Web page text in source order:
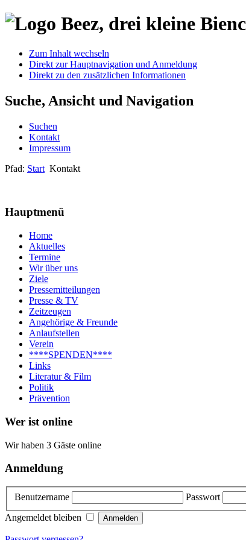
Zum Inhalt wechseln
Direkt zur Hauptnavigation und Anmeldung
Direkt zu den zusätzlichen Informationen
Suche, Ansicht und Navigation
Suchen
Kontakt
Impressum
Pfad: Start Kontakt
Hauptmenü
Home
Aktuelles
Termine
Wir über uns
Ziele
Pressemitteilungen
Presse & TV
Zeitzeugen
Angehörige & Freunde
Anlaufstellen
Verein
****SPENDEN****
Links
Literatur & Film
Politik
Prävention
Wer ist online
Wir haben 3 Gäste online
Anmeldung
Benutzername
Passwort
Angemeldet bleiben